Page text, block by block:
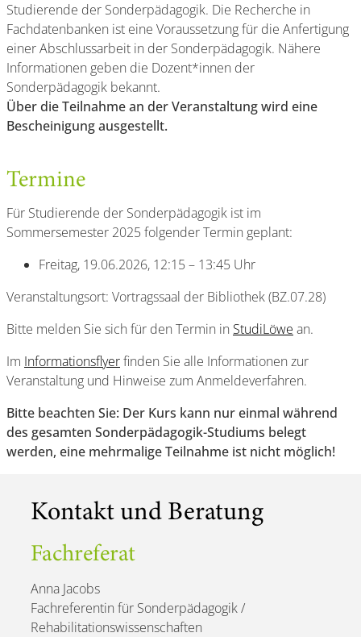
Studierende der Sonderpädagogik. Die Recherche in
Fachdatenbanken ist eine Voraussetzung für die Anfertigung
einer Abschlussarbeit in der Sonderpädagogik. Nähere
Informationen geben die Dozent*innen der
Sonderpädagogik bekannt.
Über die Teilnahme an der Veranstaltung wird eine
Bescheinigung ausgestellt.
Termine
Für Studierende der Sonderpädagogik ist im
Sommersemester 2025 folgender Termin geplant:
Freitag, 19.06.2026, 12:15 – 13:45 Uhr
Veranstaltungsort: Vortragssaal der Bibliothek (BZ.07.28)
Bitte melden Sie sich für den Termin in StudiLöwe an.
Im Informationsflyerfinden Sie alle Informationen zur
Veranstaltung und Hinweise zum Anmeldeverfahren.
Bitte beachten Sie: Der Kurs kann nur einmal während
des gesamten Sonderpädagogik-Studiums belegt
werden, eine mehrmalige Teilnahme ist nicht möglich!
Kontakt und Beratung
Fachreferat
Anna Jacobs
Fachreferentin für Sonderpädagogik /
Rehabilitationswissenschaften